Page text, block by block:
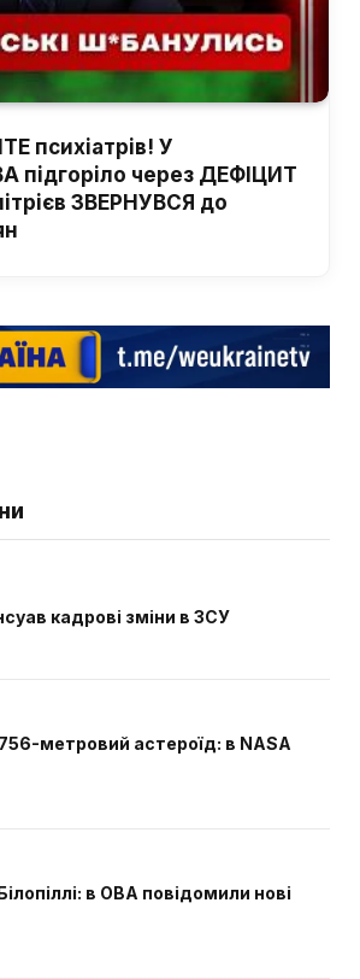
психіатрів! У
підгоріло через ДЕФІЦИТ
ЗВЕРНУВСЯ до
кадрові зміни в ЗСУ
метровий астероїд: в NASA
в ОВА повідомили нові